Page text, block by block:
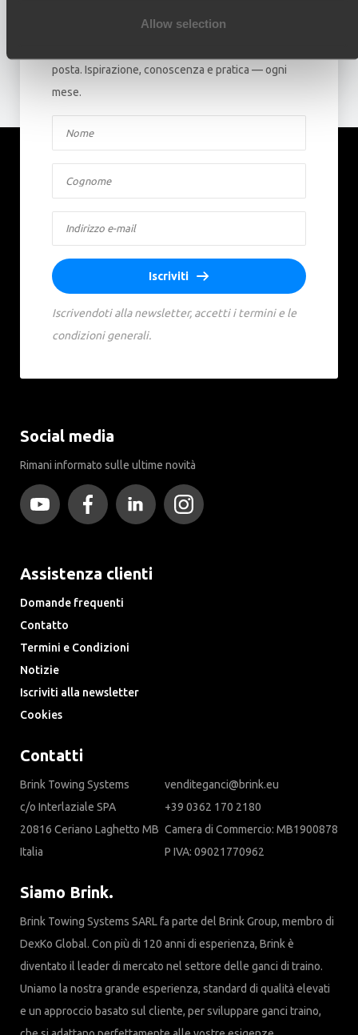
Allow selection
Iscriviti alla nostra newsletter e ricevi
posta. Ispirazione, conoscenza e pratica — ogni
mese.
Iscriviti
Iscrivendoti alla newsletter, accetti i termini e le
condizioni generali.
Social media
Rimani informato sulle ultime novità
Assistenza clienti
Domande frequenti
Contatto
Termini e Condizioni
Notizie
Iscriviti alla newsletter
Cookies
Contatti
Brink Towing Systems
c/o Interlaziale SPA
20816 Ceriano Laghetto MB
Italia
venditeganci@brink.eu
+39 0362 170 2180
Camera di Commercio: MB1900878
P IVA: 09021770962
Siamo Brink.
Brink Towing Systems SARL fa parte del Brink Group, membro di
DexKo Global. Con più di 120 anni di esperienza, Brink è
diventato il leader di mercato nel settore delle ganci di traino.
Uniamo la nostra grande esperienza, standard di qualità elevati
e un approccio basato sul cliente, per sviluppare ganci traino,